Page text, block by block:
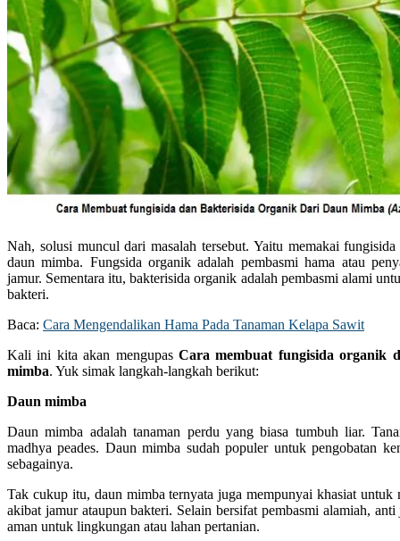
Nah, solusi muncul dari masalah tersebut. Yaitu memakai
daun mimba. Fungsida organik adalah pembasmi hama atau
jamur. Sementara itu, bakterisida organik adalah pembasmi alami
bakteri.
Baca: Cara Mengendalikan Hama Pada Tanaman Kelapa Sawit
Kali ini kita akan mengupasCara membuat fungisida organik
mimba. Yuk simak langkah-langkah berikut:
Daun mimba
Daun mimba adalah tanaman perdu yang biasa tumbuh liar.
madhya peades. Daun mimba sudah populer untuk pengobatan
sebagainya.
Tak cukup itu, daun mimba ternyata juga mempunyai khasiat untuk
akibat jamur ataupun bakteri. Selain bersifat pembasmi alamiah,
aman untuk lingkungan atau lahan pertanian.